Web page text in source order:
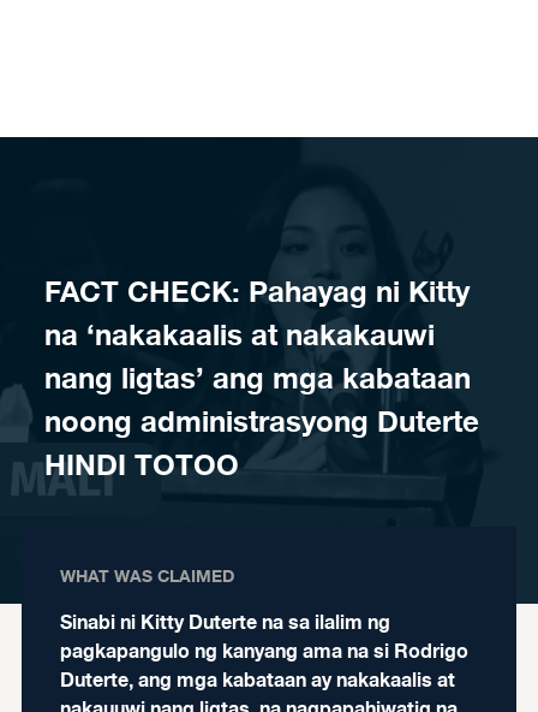
FACT CHECK: Pahayag ni Kitty
na ‘nakakaalis at nakakauwi
nang ligtas’ ang mga kabataan
noong administrasyong Duterte
HINDI TOTOO
WHAT WAS CLAIMED
Sinabi ni Kitty Duterte na sa ilalim ng
pagkapangulo ng kanyang ama na si Rodrigo
Duterte, ang mga kabataan ay nakakaalis at